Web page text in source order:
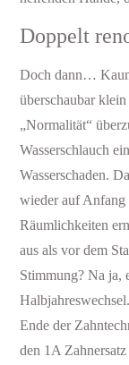
Doppelt
Doch dann…
überschaubar
„Normalität“
Wasserschlauch
Wasserschaden.
wieder auf Anfang
Räumlichkeiten
aus als vor dem
Stimmung? Na ja,
Ende der
den 1A